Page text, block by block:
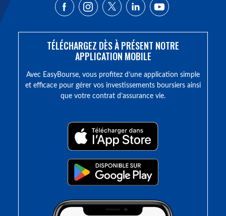
TÉLÉCHARGEZ DÈS À PRÉSENT NOTRE
APPLICATION MOBILE
Avec EasyBourse, vous profitez d’une application simple
et efficace pour gérer vos investissements boursiers ainsi
que votre contrat d’assurance vie.